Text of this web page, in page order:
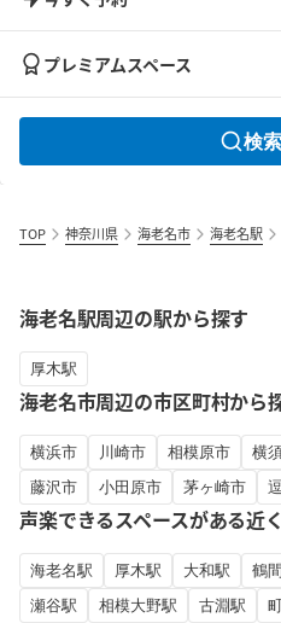
プレミアムスペース
検
TOP 神奈川県 海老名市 海老名駅
海老名駅周辺の駅から探す
厚木駅
海老名市周辺の市区町村から
横浜市 川崎市 相模原市 横
藤沢市
小田原市 茅ヶ崎市
声楽できるスペースがある近
海老名駅 厚木駅 大和駅 鶴
瀬谷駅
相模大野駅 古淵駅